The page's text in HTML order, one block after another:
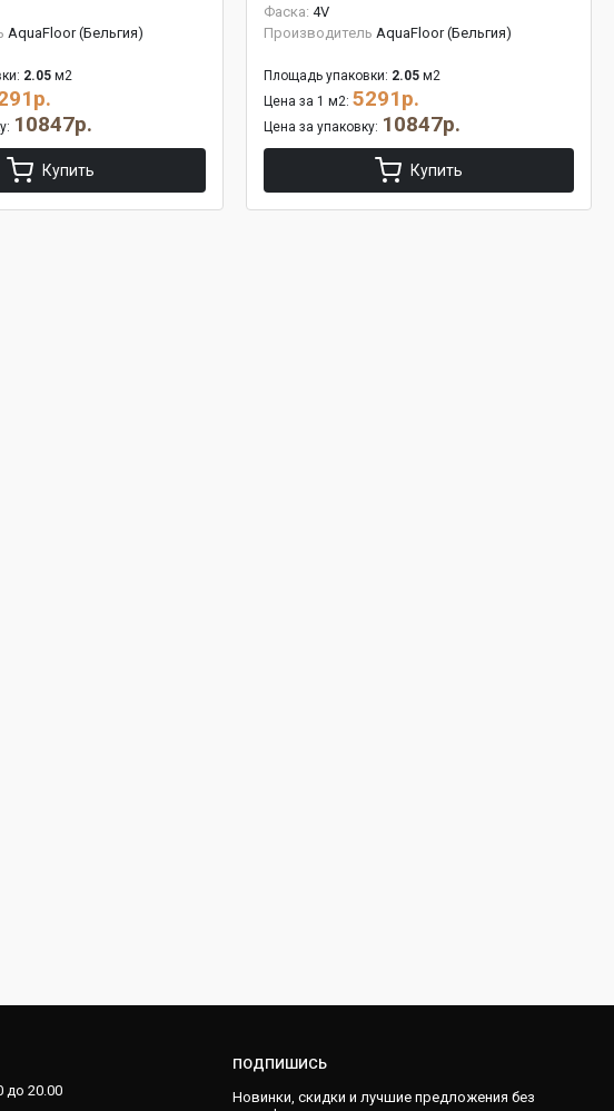
AquaFloor (Бельгия)
2.05 м2
10847р.
Купить
Фаска: 4V
Производитель AquaFloor (Бельгия)
Площадь упаковки: 2.05 м2
Цена за 1 м2: 5291р.
Цена за упаковку: 10847р.
Купить
до 20.00
ПОДПИШИСЬ
Новинки, скидки и лучшие предложения без